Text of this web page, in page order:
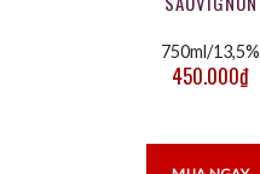
750ml/13,5%
450.000₫